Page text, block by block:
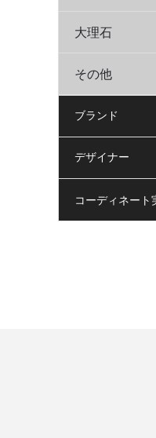
大理石
その他
ブランド
デザイナー
コーディネート